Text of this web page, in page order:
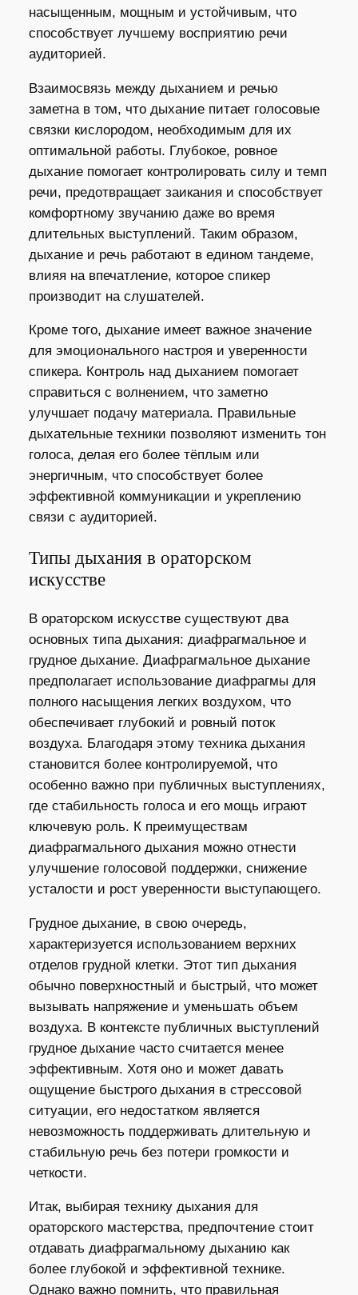
насыщенным, мощным и устойчивым, что
способствует лучшему восприятию речи
аудиторией.
Взаимосвязь между дыханием и речью
заметна в том, что дыхание питает голосовые
связки кислородом, необходимым для их
оптимальной работы. Глубокое, ровное
дыхание помогает контролировать силу и темп
речи, предотвращает заикания и способствует
комфортному звучанию даже во время
длительных выступлений. Таким образом,
дыхание и речь работают в едином тандеме,
влияя на впечатление, которое спикер
производит на слушателей.
Кроме того, дыхание имеет важное значение
для эмоционального настроя и уверенности
спикера. Контроль над дыханием помогает
справиться с волнением, что заметно
улучшает подачу материала. Правильные
дыхательные техники позволяют изменить тон
голоса, делая его более тёплым или
энергичным, что способствует более
эффективной коммуникации и укреплению
связи с аудиторией.
Типы дыхания в ораторском
искусстве
В ораторском искусстве существуют два
основных типа дыхания: диафрагмальное и
грудное дыхание. Диафрагмальное дыхание
предполагает использование диафрагмы для
полного насыщения легких воздухом, что
обеспечивает глубокий и ровный поток
воздуха. Благодаря этому техника дыхания
становится более контролируемой, что
особенно важно при публичных выступлениях,
где стабильность голоса и его мощь играют
ключевую роль. К преимуществам
диафрагмального дыхания можно отнести
улучшение голосовой поддержки, снижение
усталости и рост уверенности выступающего.
Грудное дыхание, в свою очередь,
характеризуется использованием верхних
отделов грудной клетки. Этот тип дыхания
обычно поверхностный и быстрый, что может
вызывать напряжение и уменьшать объем
воздуха. В контексте публичных выступлений
грудное дыхание часто считается менее
эффективным. Хотя оно и может давать
ощущение быстрого дыхания в стрессовой
ситуации, его недостатком является
невозможность поддерживать длительную и
стабильную речь без потери громкости и
четкости.
Итак, выбирая технику дыхания для
ораторского мастерства, предпочтение стоит
отдавать диафрагмальному дыханию как
более глубокой и эффективной технике.
Однако важно помнить, что правильная